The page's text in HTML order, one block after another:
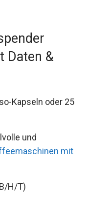
Daten &
Kapseln oder 25
und
mit
H/T)